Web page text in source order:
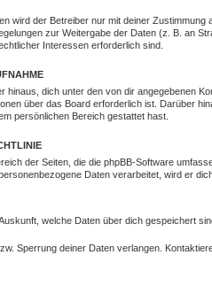
wird der Betreiber nur mit deiner Zustimmung
zur Weitergabe der Daten (z. B. an
Interessen erforderlich sind.
hinaus, dich unter den von dir angegebenen
über das Board erforderlich ist. Darüber
persönlichen Bereich gestattet hast.
der Seiten, die die phpBB-Software
Daten verarbeitet, wird er
welche Daten über dich gespeichert
Sperrung deiner Daten verlangen.